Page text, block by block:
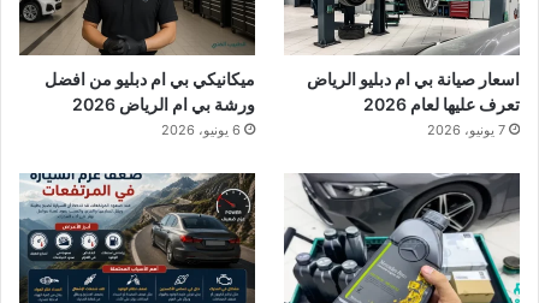
اسعار صيانة بي ام دبليو الرياض
تعرف عليها لعام 2026
7 يونيو، 2026
ميكانيكي بي ام دبليو من افضل
ورشة بي ام الرياض 2026
6 يونيو، 2026